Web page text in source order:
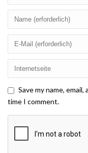
Save my name,
time I comment.